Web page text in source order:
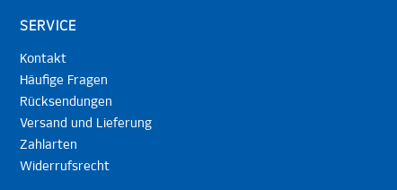
SERVICE
Kontakt
Häufige Fragen
Rücksendungen
Versand und Lieferung
Zahlarten
Widerrufsrecht